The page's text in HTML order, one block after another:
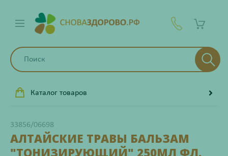
Каталог товаров
33856/06698
АЛТАЙСКИЕ ТРАВЫ БАЛЬЗАМ
"ТОНИЗИРУЮЩИЙ" 250МЛ ФЛ.